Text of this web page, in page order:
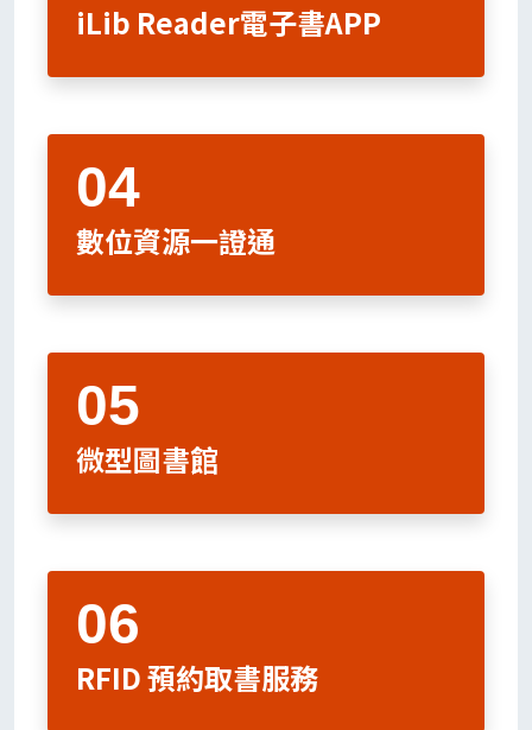
iLib Reader電子書APP
數位資源一證通
微型圖書館
RFID 預約取書服務